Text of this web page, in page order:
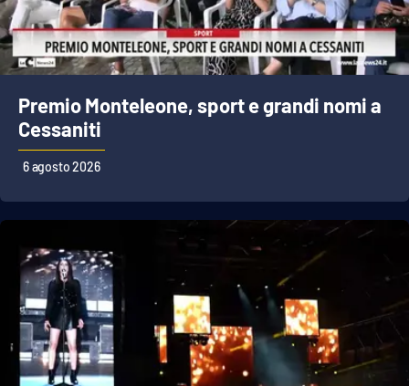
Cosenza
PROGETTI
SPECIALI
Buona Sanità Calabria
LA
CALABRIAVISIONE
Destinazioni
Eventi
Premio Monteleone, sport e grandi nomi a
Cessaniti
6 agosto 2026